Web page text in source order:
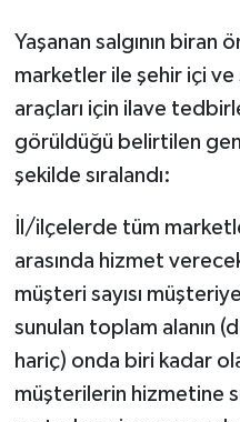
Yaşanan salgının biran
marketler ile şehir içi ve
araçları için ilave
görüldüğü belirtilen
şekilde sıralandı:
İl/ilçelerde tüm
arasında hizmet
müşteri sayısı
sunulan toplam alanın
hariç) onda biri kadar
müşterilerin hizmetine